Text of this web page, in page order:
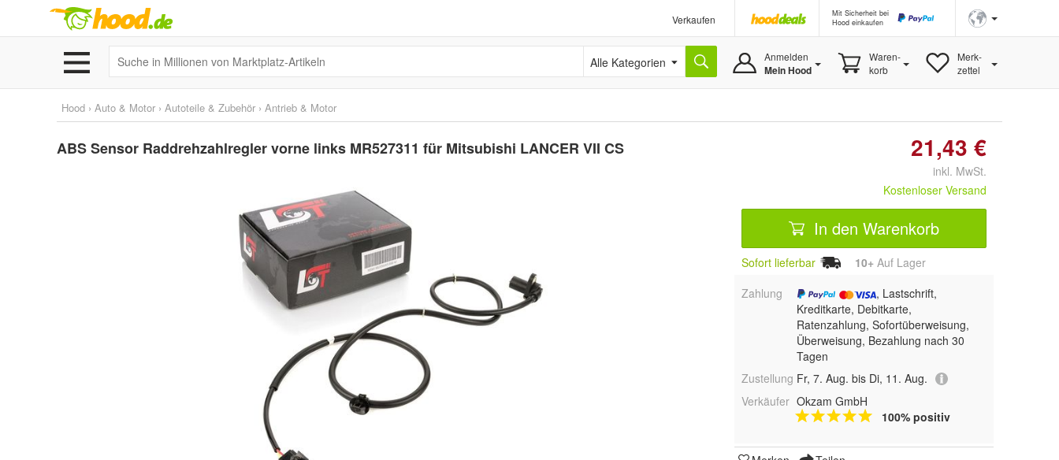
Verkaufen
Mit Sicherheit bei
Hood einkaufen
Alle Kategorien Anmelden
Mein Hood
Waren-
korb
Merk-
zettel
Hood › Auto & Motor › Autoteile & Zubehör › Antrieb & Motor
ABS Sensor Raddrehzahlregler vorne links MR527311 für Mitsubishi LANCER VII CS 21,43 €
inkl. MwSt.
Kostenloser Versand
In den Warenkorb
Sofort lieferbar 10+ Auf Lager
Zahlung
, Lastschrift,
Kreditkarte, Debitkarte,
Ratenzahlung, Sofortüberweisung,
Überweisung, Bezahlung nach 30
Tagen
Zustellung Fr, 7. Aug. bis Di, 11. Aug.
Verkäufer Okzam GmbH
100% positiv